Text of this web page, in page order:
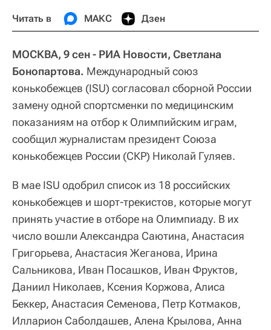
Читать в МАКС Дзен
МОСКВА, 9 сен - РИА Новости, Светлана
Бонопартова. Международный союз
конькобежцев (ISU) согласовал сборной России
замену одной спортсменки по медицинским
показаниям на отбор к Олимпийским играм,
сообщил журналистам президент Союза
конькобежцев России (СКР) Николай Гуляев.
В мае ISU одобрил список из 18 российских
конькобежцев и шорт-трекистов, которые могут
принять участие в отборе на Олимпиаду. В их
число вошли Александра Саютина, Анастасия
Григорьева, Анастасия Жеганова, Ирина
Сальникова, Иван Посашков, Иван Фруктов,
Даниил Николаев, Ксения Коржова, Алиса
Беккер, Анастасия Семенова, Петр Котмаков,
Илларион Саболдашев, Алена Крылова, Анна